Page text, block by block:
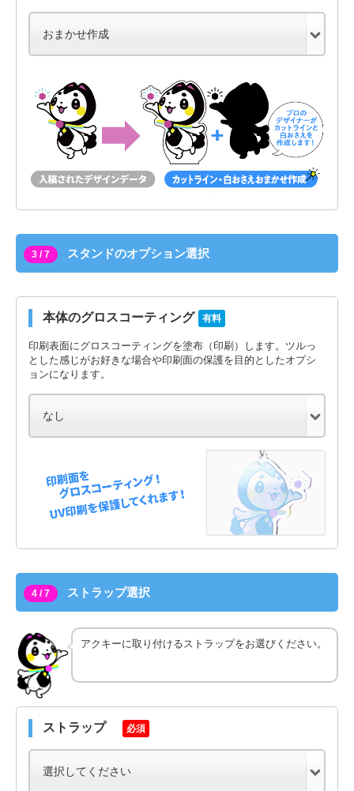
3 / 7 スタンドのオプション選択
本体のグロスコーティング 有料
印刷表面にグロスコーティングを塗布（印刷）します。ツルっ
とした感じがお好きな場合や印刷面の保護を目的としたオプシ
ョンになります。
4 / 7 ストラップ選択
アクキーに取り付けるストラップをお選びください。
ストラップ 必須